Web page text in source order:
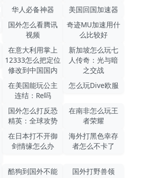
华人必备神器
美国回国加速器
国外怎么看腾讯
视频
奇迹MU加速用什
么比较好
在意大利用掌上
12333怎么把定位
修改到中国国内
新加坡怎么玩七
人传奇：光与暗
之交战
在美国能玩公主
连结：Re吗
怎么玩Dive欧服
国外怎么打反恐
精英：全球攻势
在南非怎么玩王
者荣耀
在日本打不开御
剑情缘怎么办
海外打黑色幸存
者怎么不卡了
酷狗到国外不能
国外打野兽领